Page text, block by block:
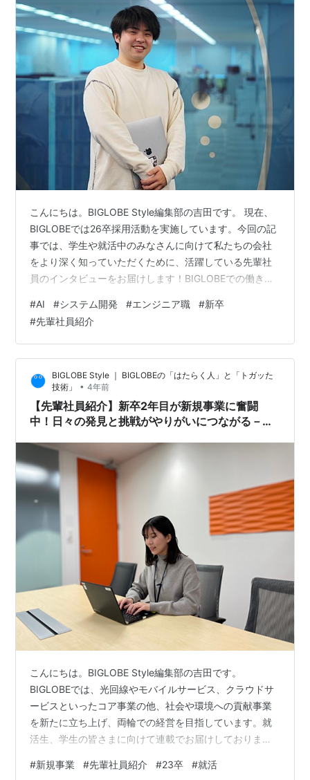
こんにちは。BIGLOBE Style編集部の吉田です。 現在、
BIGLOBEでは26卒採用活動を実施しています。今回の記
事では、学生や就活中のみなさんに向けて私たちの会社
をより深く知っていただくために、活躍している先輩社
員のインタビューをお届けします！BIGLOBEでの働き方
ひご一読ください。 第1弾は、入社2年目のエンジニアで
す。どのように仕事に取り組み、成長しているのか、具
体的な経験を通じてお話しします。 【エンジニア職】 川
浦 哲詩（かわうら さとし）プロダクト技術本部 AI・分析
推進部 AI・分析グループ 入社：2023年4月新卒担当…
#AI #システム開発 #エンジニア職 #新卒
#先輩社員紹介
BIGLOBE Style ｜ BIGLOBEの「はたらく人」と「トガッた
技術」
• 4年前
【先輩社員紹介】新卒2年目が新規事業に奮闘
中！日々の発見と挑戦がやりがいにつながる－営
こんにちは。BIGLOBE Style編集部の吉田です。
BIGLOBEでは、光回線やモバイルサービス、クラウドサ
ービスといったコア事業の他、社会や環境への貢献事業
を新たに立ち上げ、両輪での経営を目指しています。就
活生、学生の皆さまに向けて連載でお届けしております
社2年目の社員をご紹介します。 【営業職】 島野 史子
#新規事業 #先輩社員紹介 #23卒 #就活